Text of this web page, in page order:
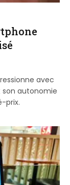
avec
son autonomie
prix.